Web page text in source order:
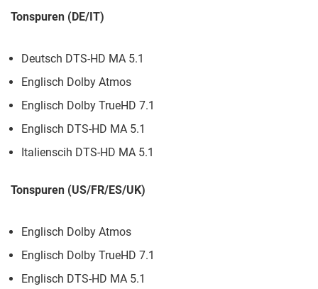
Tonspuren (DE/IT)
Deutsch DTS-HD MA 5.1
Englisch Dolby Atmos
Englisch Dolby TrueHD 7.1
Englisch DTS-HD MA 5.1
Italienscih DTS-HD MA 5.1
Tonspuren (US/FR/ES/UK)
Englisch Dolby Atmos
Englisch Dolby TrueHD 7.1
Englisch DTS-HD MA 5.1